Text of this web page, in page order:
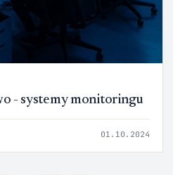
- systemy monitoringu
01.10.2024